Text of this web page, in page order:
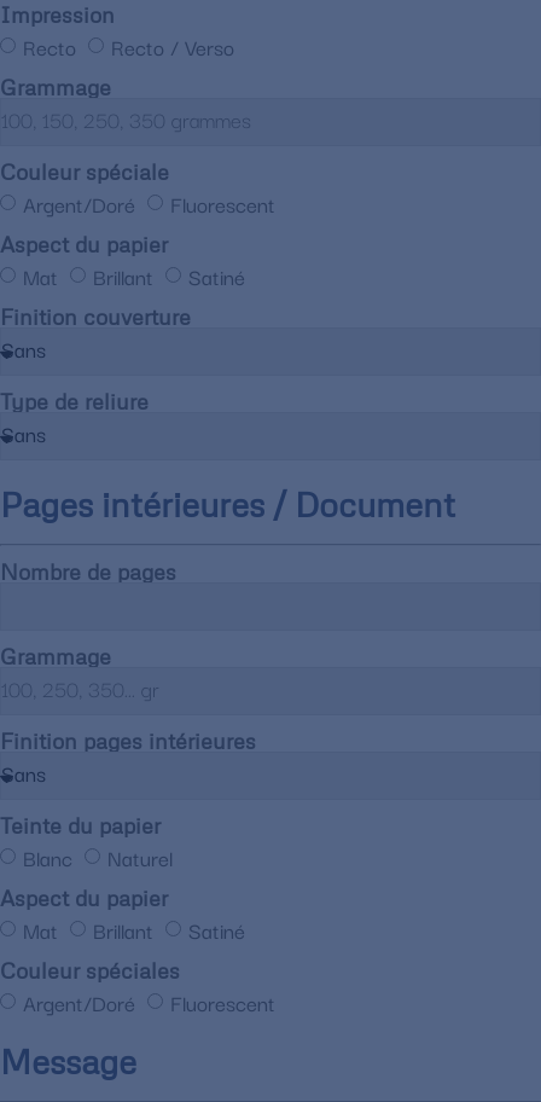
Impression
Recto Recto / Verso
Grammage
Couleur spéciale
Argent/Doré Fluorescent
Aspect du papier
Mat Brillant Satiné
Finition couverture
Type de reliure
Pages intérieures / Document
Nombre de pages
Grammage
Finition pages intérieures
Teinte du papier
Blanc Naturel
Aspect du papier
Mat Brillant Satiné
Couleur spéciales
Argent/Doré Fluorescent
Message